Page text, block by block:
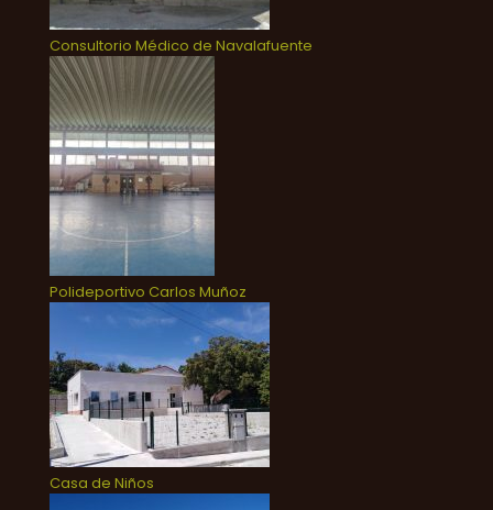
Consultorio Médico de Navalafuente
Polideportivo Carlos Muñoz
Casa de Niños